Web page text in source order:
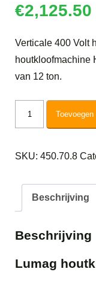
€2,125.50
Verticale 400 Volt
houtkloofmachine
van 12 ton.
houtkloofmachine
aantal
SKU: 450.70.8
Beschrijving
Beschrijving
Lumag